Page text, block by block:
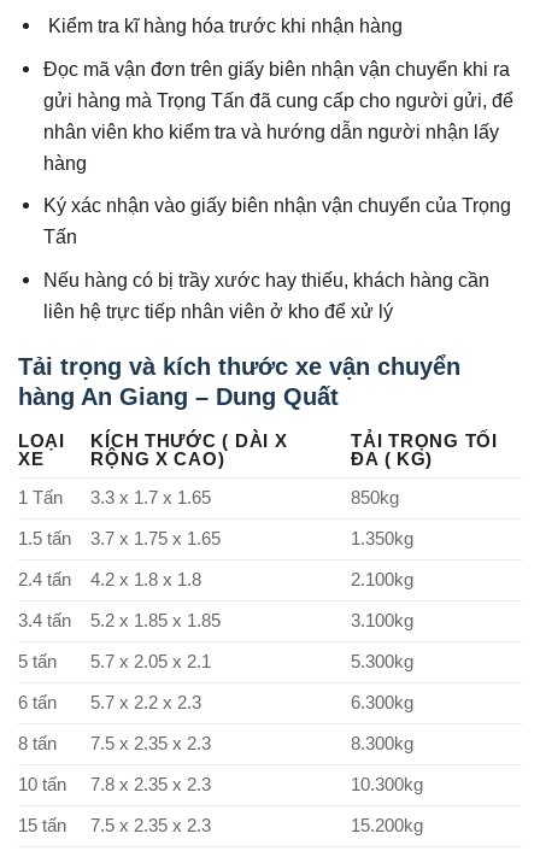
Kiểm tra kĩ hàng hóa trước khi nhận hàng
Đọc mã vận đơn trên giấy biên nhận vận chuyển khi ra
gửi hàng mà Trọng Tấn đã cung cấp cho người gửi, để
nhân viên kho kiểm tra và hướng dẫn người nhận lấy
hàng
Ký xác nhận vào giấy biên nhận vận chuyển của Trọng
Tấn
Nếu hàng có bị trầy xước hay thiếu, khách hàng cần
liên hệ trực tiếp nhân viên ở kho để xử lý
Tải trọng và kích thước xe vận chuyển
hàng An Giang – Dung Quất
LOẠI
XE
KÍCH THƯỚC ( DÀI X
RỘNG X CAO)
TẢI TRỌNG TỐI
ĐA ( KG)
1 Tấn
3.3 x 1.7 x 1.65 850kg
1.5 tấn 3.7 x 1.75 x 1.65 1.350kg
2.4 tấn 4.2 x 1.8 x 1.8 2.100kg
3.4 tấn 5.2 x 1.85 x 1.85 3.100kg
5 tấn 5.7 x 2.05 x 2.1 5.300kg
6 tấn 5.7 x 2.2 x 2.3 6.300kg
8 tấn 7.5 x 2.35 x 2.3 8.300kg
10 tấn 7.8 x 2.35 x 2.3 10.300kg
15 tấn 7.5 x 2.35 x 2.3 15.200kg